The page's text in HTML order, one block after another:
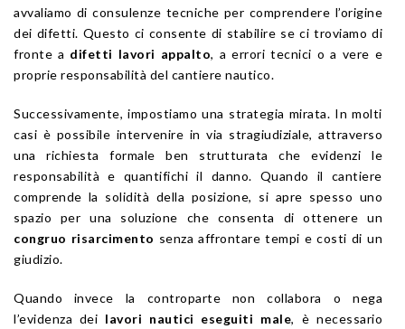
avvaliamo di consulenze tecniche per comprendere l’origine
dei difetti. Questo ci consente di stabilire se ci troviamo di
fronte a difetti lavori appalto, a errori tecnici o a vere e
proprie responsabilità del cantiere nautico.
Successivamente, impostiamo una strategia mirata. In molti
casi è possibile intervenire in via stragiudiziale, attraverso
una richiesta formale ben strutturata che evidenzi le
responsabilità e quantifichi il danno. Quando il cantiere
comprende la solidità della posizione, si apre spesso uno
spazio per una soluzione che consenta di ottenere un
congruo risarcimento senza affrontare tempi e costi di un
giudizio.
Quando invece la controparte non collabora o nega
l’evidenza dei lavori nautici eseguiti male, è necessario